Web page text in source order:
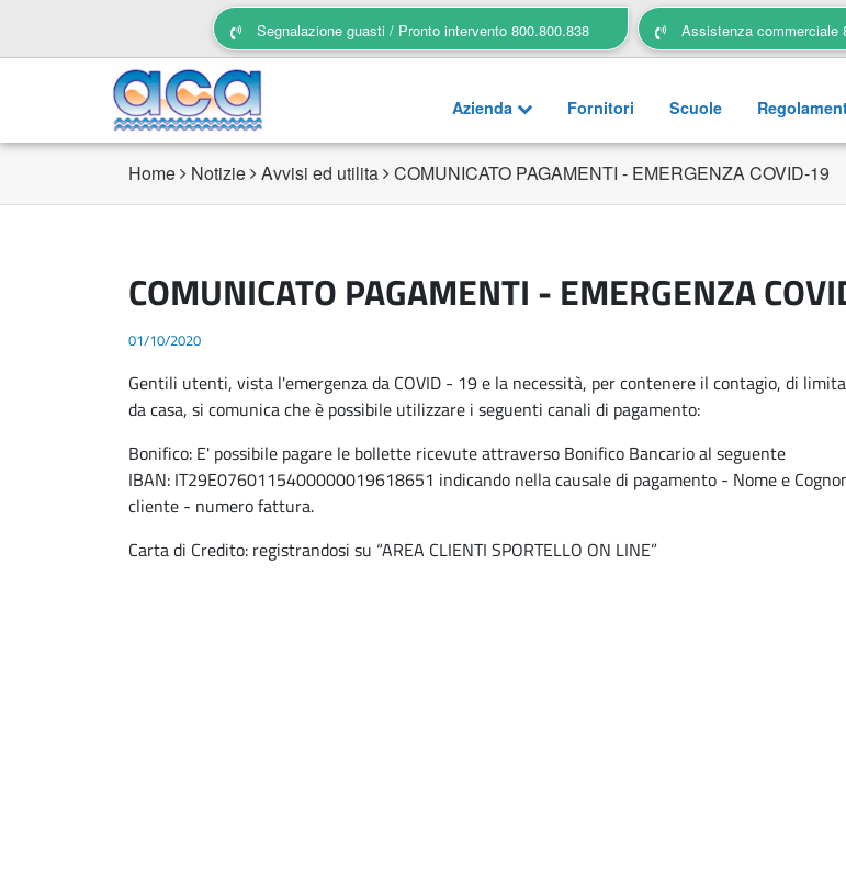
Segnalazione guasti / Pronto intervento 800.800.838 Assistenza commerciale
Azienda Fornitori Scuole
Home Notizie Avvisi ed utilita COMUNICATO PAGAMENTI - EMERGENZA COVID-19
COMUNICATO PAGAMENTI - EMERGENZA
01/10/2020
Gentili utenti, vista l'emergenza da COVID - 19 e la necessità, per contenere il contagio, di
da casa, si comunica che è possibile utilizzare i seguenti canali di pagamento:
Bonifico: E' possibile pagare le bollette ricevute attraverso Bonifico Bancario al seguente
IBAN: IT29E0760115400000019618651 indicando nella causale di pagamento - Nome e
cliente - numero fattura.
Carta di Credito: registrandosi su “AREA CLIENTI SPORTELLO ON LINE”